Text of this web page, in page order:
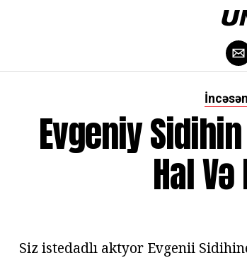
Evgeniy
Hal
Siz istedadlı aktyor Evgenii